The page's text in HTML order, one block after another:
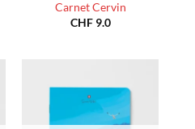
Carnet Cervin
CHF9.0